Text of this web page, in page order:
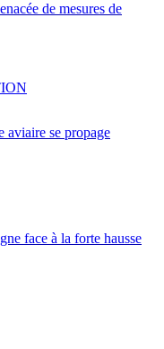
de mesures de
aviaire se propage
face à la forte hausse